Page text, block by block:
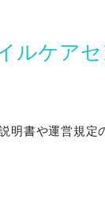
ルケア
明書や運営規定